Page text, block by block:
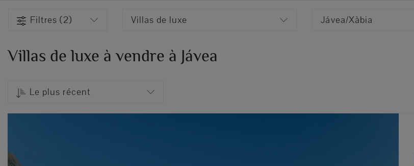
Filtres (2) Villas de luxe Jávea/Xàbia
Villas de luxe à vendre à Jávea
Le plus récent